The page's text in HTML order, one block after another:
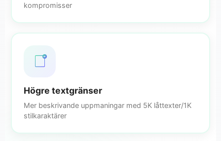
kompromisser
5K
Högre textgränser
Mer beskrivande uppmaningar med 5K låttexter/1K
stilkaraktärer